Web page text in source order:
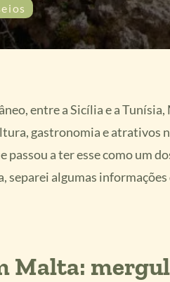
entre a Sicília e a
gastronomia e atrativos
passou a ter esse como um
separei algumas
Malta: